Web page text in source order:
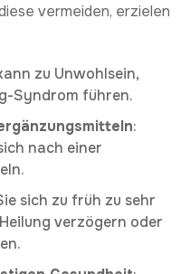
vermeiden, erzielen
zu Unwohlsein,
Syndrom führen.
:
nach einer
sich zu früh zu sehr
verzögern oder